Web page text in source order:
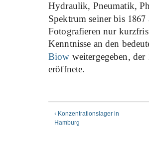
Hydraulik, Pneumatik,
Spektrum seiner bis 1867
Fotografieren nur
Kenntnisse an den
Biow weitergegeben, der
eröffnete.
‹ Konzentrationslager in
Hamburg